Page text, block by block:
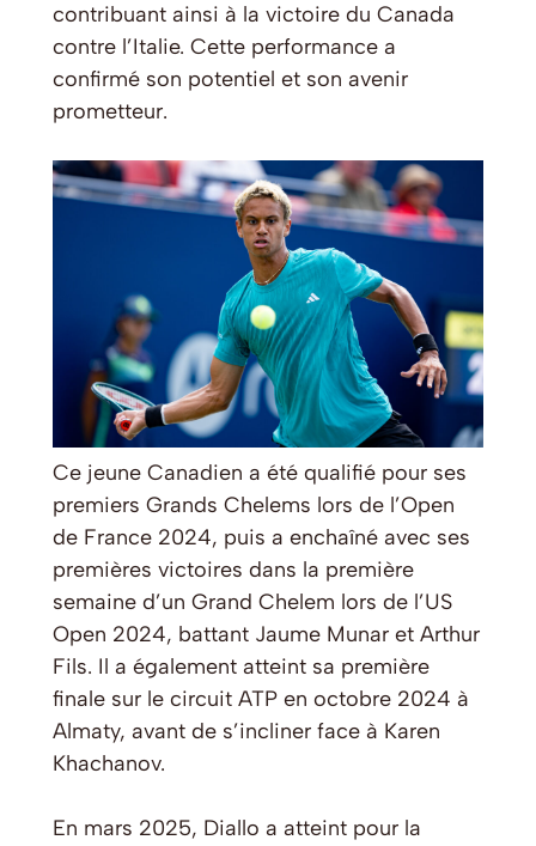
contribuant ainsi à la victoire du Canada
contre l’Italie. Cette performance a
confirmé son potentiel et son avenir
prometteur.
Ce jeune Canadien a été qualifié pour ses
premiers Grands Chelems lors de l’Open
de France 2024, puis a enchaîné avec ses
premières victoires dans la première
semaine d’un Grand Chelem lors de l’US
Open 2024, battant Jaume Munar et Arthur
Fils. Il a également atteint sa première
finale sur le circuit ATP en octobre 2024 à
Almaty, avant de s’incliner face à Karen
Khachanov.
En mars 2025, Diallo a atteint pour la